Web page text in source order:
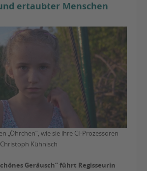
ertaubter Menschen
„Öhrchen“, wie sie ihre CI-Prozessoren
Kühnisch
Geräusch“ führt Regisseurin